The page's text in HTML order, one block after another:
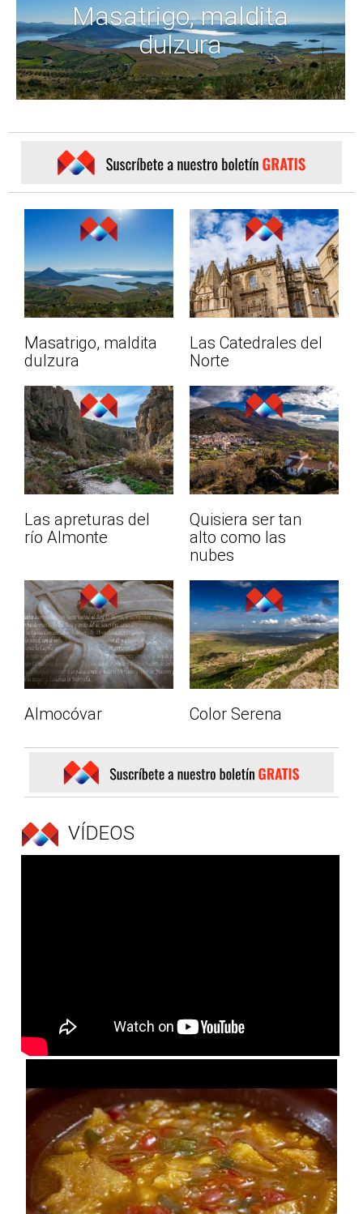
Masatrigo, maldita
dulzura
Masatrigo, maldita
dulzura
Las Catedrales del
Norte
Las apreturas del
río Almonte
Quisiera ser tan
alto como las
nubes
Almocóvar Color Serena
VÍDEOS